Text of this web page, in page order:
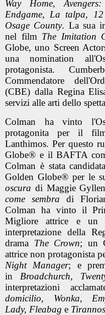
Way Home,
Endgame, La talpa,
Osage County. La sua
nel film The Imitation
Globe, uno Screen
una nomination
protagonista.
Commendatore
(CBE) dalla Regina
servizi alle arti dello
Colman ha vinto
protagonita per il
Lanthimos. Per questo
Globe® e il BAFTA
Colman è stata
Golden Globe® per le
oscura di Maggie
come sembra di
Colman ha vinto il
Migliore attrice e un
interpretazione della
drama The Crown; un
attrice non protagonista
Night Manager; e
in Broadchurch,
interpretazioni
domicilio, Wonka,
Lady, Fleabag e